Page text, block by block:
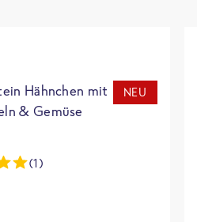
Hähnchen mit
& Gemüse
NEU
(1)